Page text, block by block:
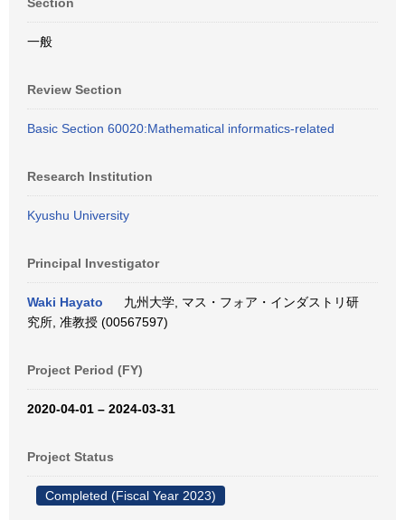
一般
Review Section
Basic Section 60020:Mathematical informatics-related
Research Institution
Kyushu University
Principal Investigator
Waki Hayato
九州大学, マス・フォア・インダストリ研
究所, 准教授 (00567597)
Project Period (FY)
2020-04-01 – 2024-03-31
Project Status
Completed (Fiscal Year 2023)